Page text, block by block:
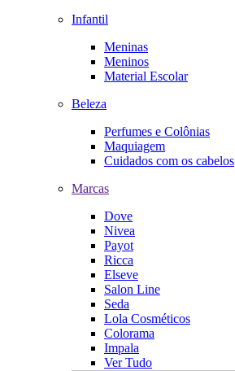
Infantil
Meninas
Meninos
Material Escolar
Beleza
Perfumes e Colônias
Maquiagem
Cuidados com os cabelos
Marcas
Dove
Nivea
Payot
Ricca
Elseve
Salon Line
Seda
Lola Cosméticos
Colorama
Impala
Ver Tudo